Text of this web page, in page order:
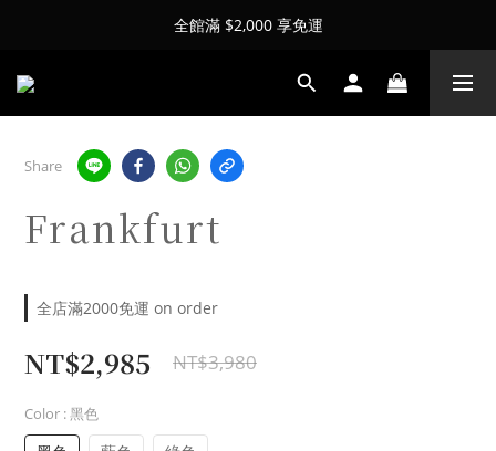
全館滿 $2,000 享免運
Share
Frankfurt
全店滿2000免運 on order
NT$2,985 NT$3,980
Color : 黑色